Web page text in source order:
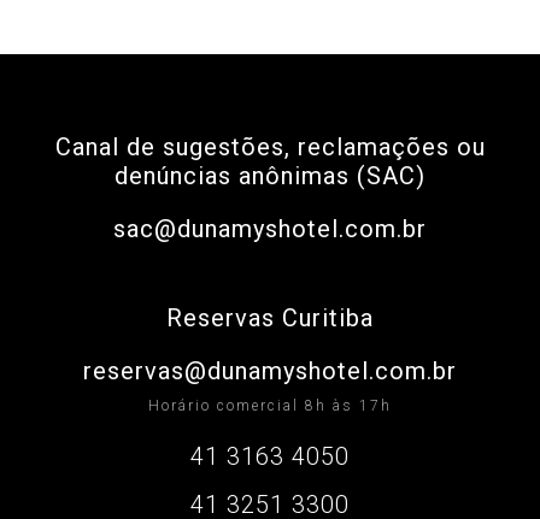
Canal de sugestões, reclamações ou
denúncias anônimas (SAC)
sac@dunamyshotel.com.br
Reservas Curitiba
reservas@dunamyshotel.com.br
Horário comercial 8h às 17h
41 3163 4050
41 3251 3300